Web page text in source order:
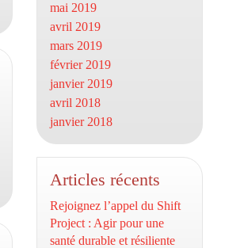
mai 2019
avril 2019
mars 2019
février 2019
janvier 2019
avril 2018
janvier 2018
Articles récents
Rejoignez l’appel du Shift
Project : Agir pour une
santé durable et résiliente